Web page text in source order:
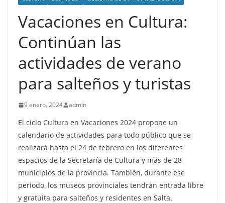
Vacaciones en Cultura:
Continúan las
actividades de verano
para salteños y turistas
9 enero, 2024 admin
El ciclo Cultura en Vacaciones 2024 propone un
calendario de actividades para todo público que se
realizará hasta el 24 de febrero en los diferentes
espacios de la Secretaría de Cultura y más de 28
municipios de la provincia. También, durante ese
periodo, los museos provinciales tendrán entrada libre
y gratuita para salteños y residentes en Salta.